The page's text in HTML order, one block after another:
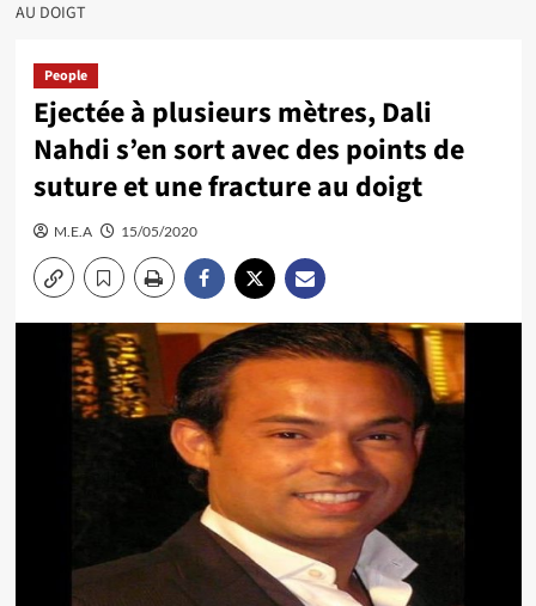
AU DOIGT
People
Ejectée à plusieurs mètres, Dali
Nahdi s’en sort avec des points de
suture et une fracture au doigt
M.E.A 15/05/2020